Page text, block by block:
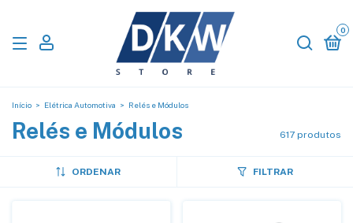
0
Início > Elétrica Automotiva > Relés e Módulos
Relés e Módulos 617 produtos
ORDENAR FILTRAR